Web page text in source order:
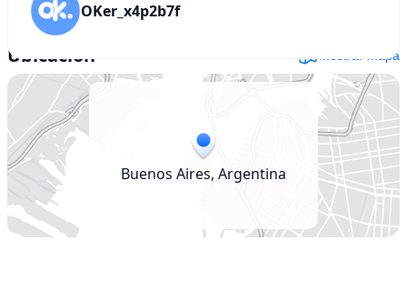
OKer_x4p2b7f
Ubicación Mostrar mapa
Buenos Aires, Argentina